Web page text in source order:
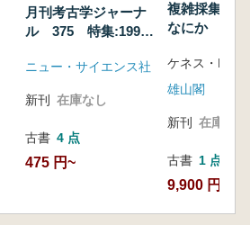
月刊考古学ジャーナ
ル 375 特集:1993
ニュー・サイエンス社
新刊 在庫なし
古書 4 点
475 円~
複雑採集狩
なにか アメ
雄山閣
新刊 在庫なし
古書 1 点
9,900 円